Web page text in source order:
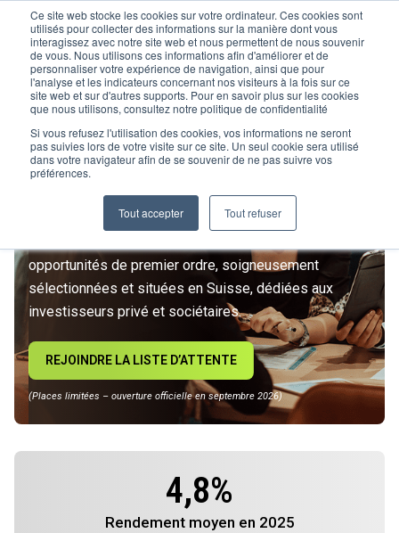
Ce site web stocke les cookies sur votre ordinateur. Ces cookies sont
utilisés pour collecter des informations sur la manière dont vous
interagissez avec notre site web et nous permettent de nous souvenir
de vous. Nous utilisons ces informations afin d'améliorer et de
personnaliser votre expérience de navigation, ainsi que pour
l'analyse et les indicateurs concernant nos visiteurs à la fois sur ce
site web et sur d'autres supports. Pour en savoir plus sur les cookies
que nous utilisons, consultez notre politique de confidentialité
Si vous refusez l'utilisation des cookies, vos informations ne seront
pas suivies lors de votre visite sur ce site. Un seul cookie sera utilisé
dans votre navigateur afin de se souvenir de ne pas suivre vos
préférences.
Tout accepter Tout refuser
L’IMMOBILIER
D’INVESTISSEMENT ENTRE
DANS UNE NOUVELLE ÈRE
Rejoignez le premier club privé d'investissement
opportunités de premier ordre, soigneusement
sélectionnées et situées en Suisse, dédiées aux
investisseurs privé et sociétaires.
REJOINDRE LA LISTE D’ATTENTE
(Places limitées – ouverture officielle en septembre 2026)
4,8%
Rendement moyen en 2025